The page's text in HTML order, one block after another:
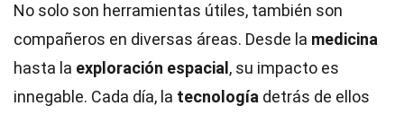
No solo son herramientas útiles, también son
compañeros en diversas áreas. Desde la medicina
hasta la exploración espacial , su impacto es
innegable. Cada día, la tecnología detrás de ellos